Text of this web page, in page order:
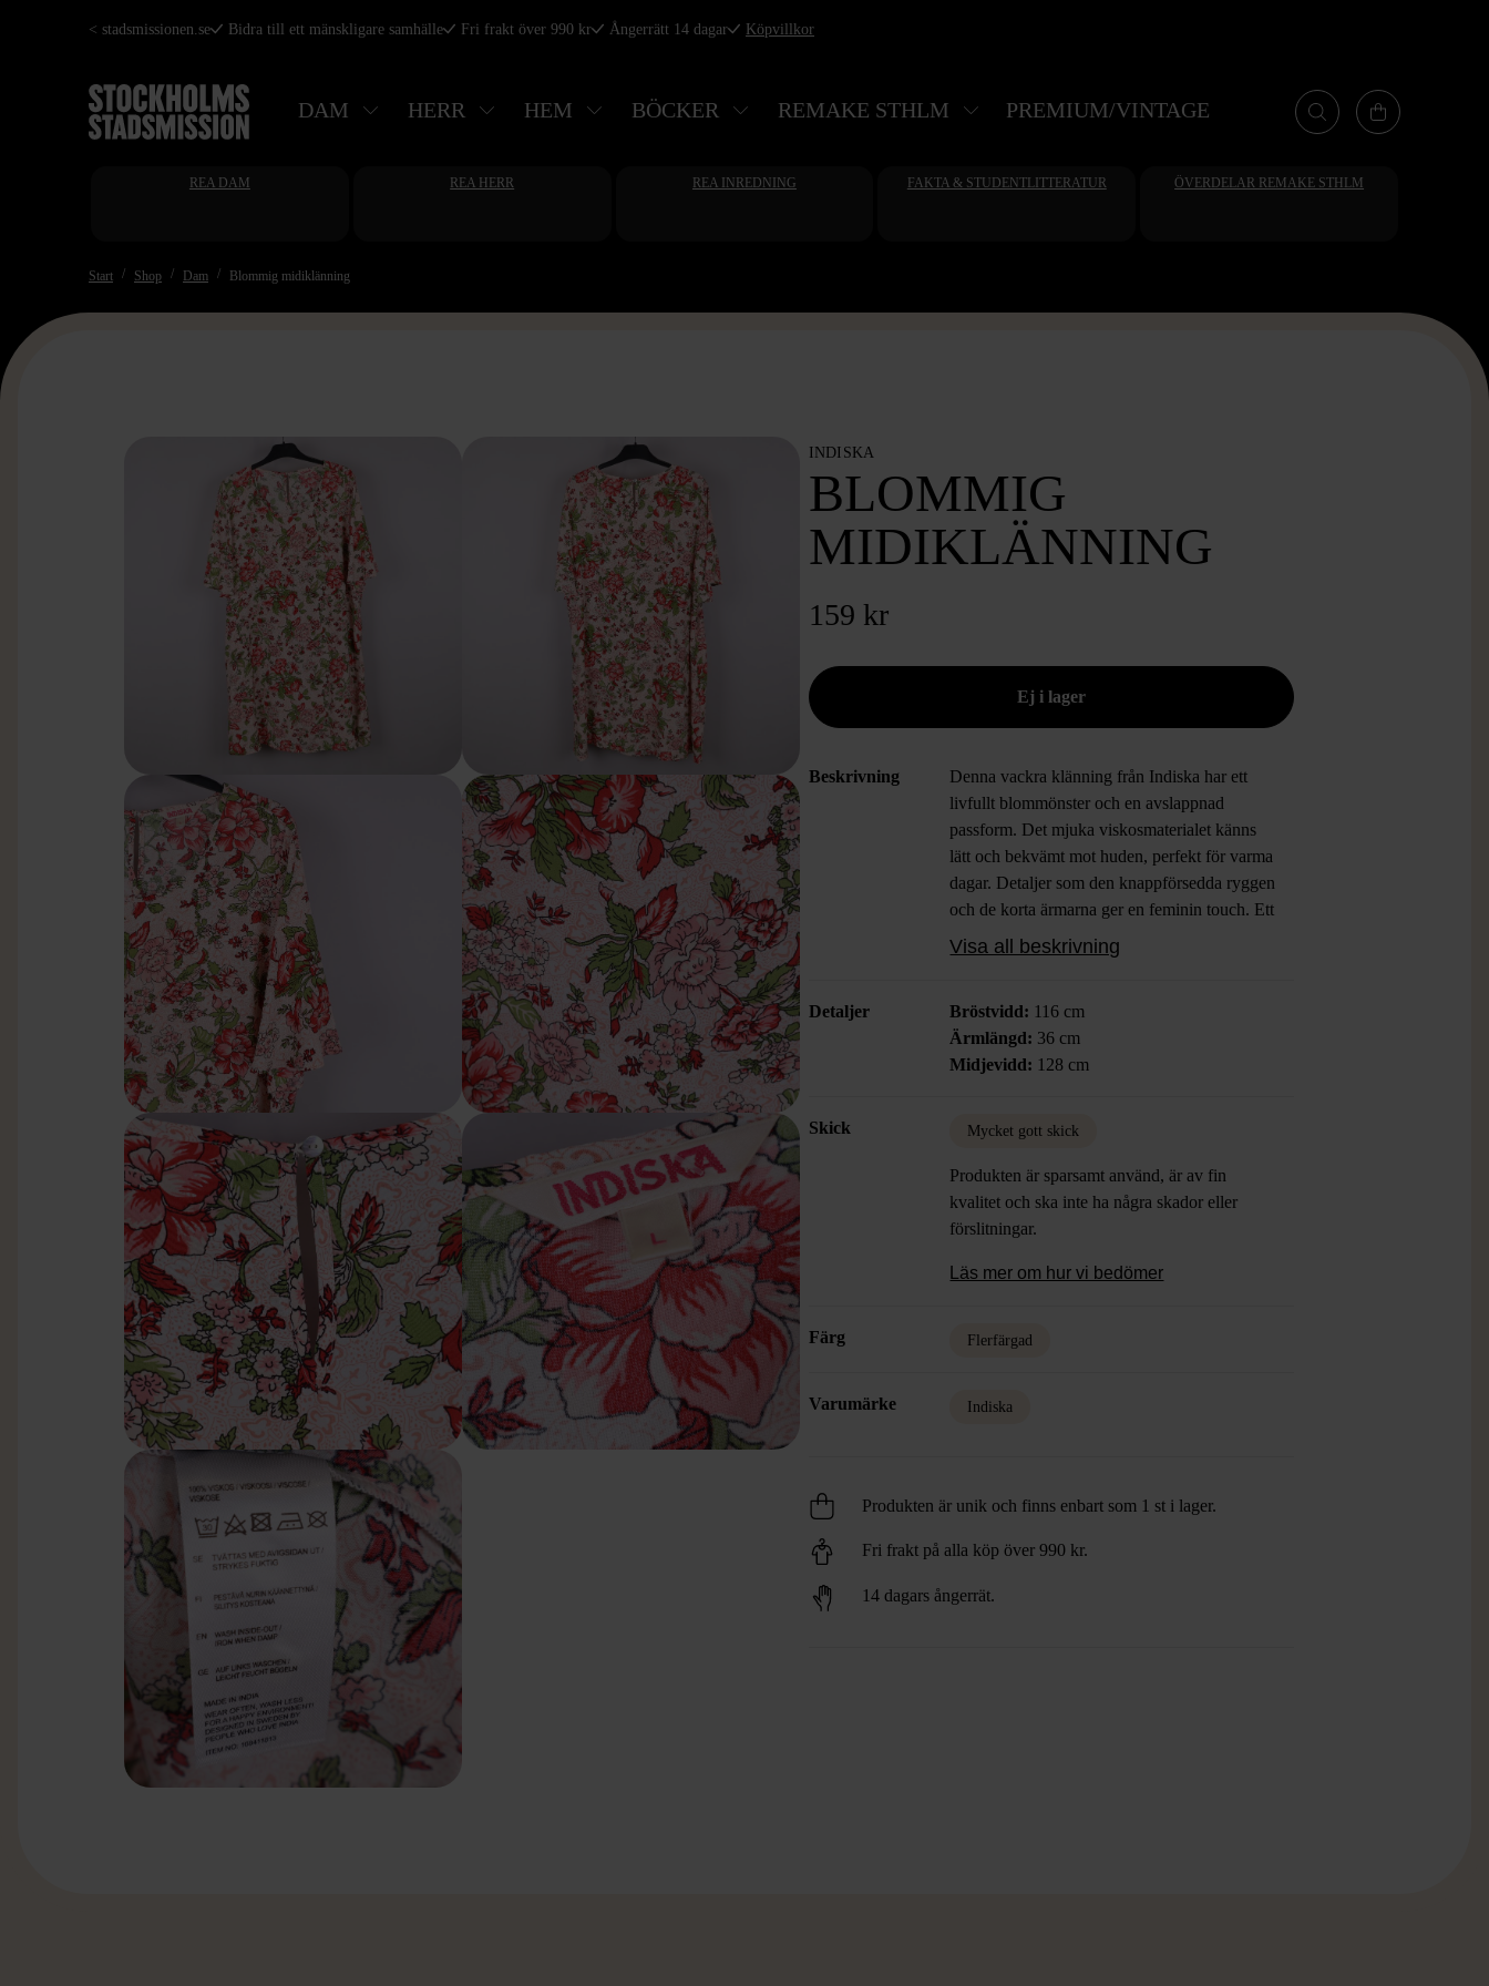
Hoppa
huvudinnehåll
< stadsmissionen.se Bidra till ett mänskligare samhälle Fri frakt över 990 kr Ångerrätt 14 dagar Köpvillkor
DAM HERR HEM BÖCKER REMAKE STHLM PREMIUM/VINTAGE
REA DAM REA HERR REA INREDNING FAKTA & STUDENTLITTERATUR ÖVERDELAR REMAKE STHLM
Start Shop Dam Blommig midiklänning
INDISKA
BLOMMIG
MIDIKLÄNNING
159 kr
Beskrivning
Denna vackra klänning från Indiska har ett
livfullt blommönster och en avslappnad
passform. Det mjuka viskosmaterialet känns
lätt och bekvämt mot huden, perfekt för varma
dagar. Detaljer som den knappförsedda ryggen
och de korta ärmarna ger en feminin touch. Ett
utmärkt val för både vardag och fest.
Visa all beskrivning
Detaljer Bröstvidd: 116 cm
Ärmlängd: 36 cm
Midjevidd: 128 cm
Skick Mycket gott skick
Produkten är sparsamt använd, är av fin
kvalitet och ska inte ha några skador eller
förslitningar.
Läs mer om hur vi bedömer
Färg Flerfärgad
Varumärke Indiska
Produkten är unik och finns enbart som 1 st i lager.
Fri frakt på alla köp över 990 kr.
14 dagars ångerrät.